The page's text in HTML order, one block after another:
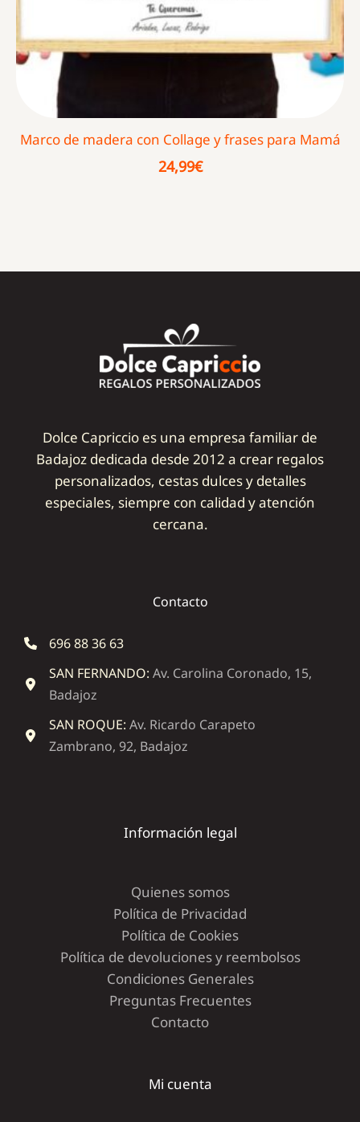
Marco de madera con Collage y frases para Mamá
24,99€
Dolce Capriccio es una empresa familiar de
Badajoz dedicada desde 2012 a crear regalos
personalizados, cestas dulces y detalles
especiales, siempre con calidad y atención
cercana.
Contacto
696 88 36 63
SAN FERNANDO: Av. Carolina Coronado, 15,
Badajoz
SAN ROQUE: Av. Ricardo Carapeto
Zambrano, 92, Badajoz
Información legal
Quienes somos
Política de Privacidad
Política de Cookies
Política de devoluciones y reembolsos
Condiciones Generales
Preguntas Frecuentes
Contacto
Mi cuenta